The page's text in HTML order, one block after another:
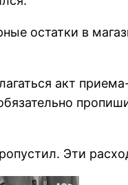
остатки в
акт
Эти